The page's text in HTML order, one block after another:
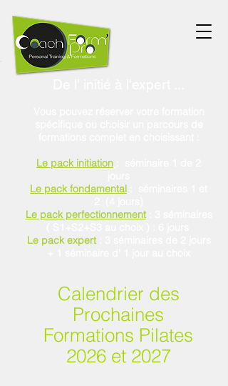
Le pack initiation
Le pack fondamental
Le pack perfectionnement
Le pack expert: 3 séminaires de 2 jours
Calendrier des
Prochaines
Formations Pilates
2026 et 2027